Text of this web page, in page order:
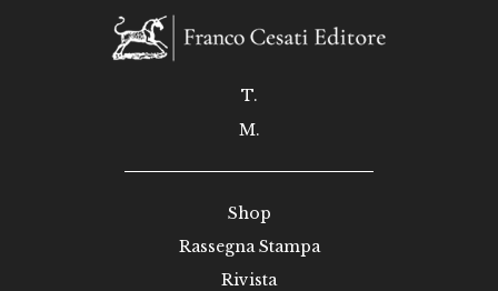
T.
M.
Shop
Rassegna Stampa
Rivista